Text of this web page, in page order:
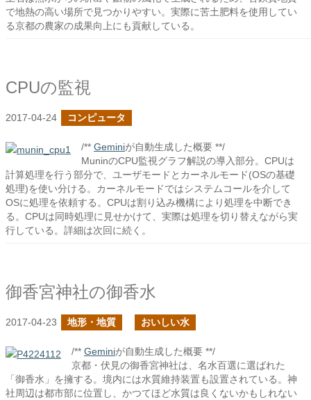
で地熱の高い場所で見つかりやすい。実際に苦土肥料を使用してい
る京都の農家の成果向上にも貢献している。
CPUの監視
2017-04-24 コンピュータ
/** Geminiが自動生成した概要 **/
MuninのCPU監視グラフ解説の導入部分。CPUは
計算処理を行う部分で、ユーザモードとカーネルモード(OSの基礎
処理)を使い分ける。カーネルモードではシステムコールを介して
OSに処理を依頼する。CPUは割り込み機構により処理を中断でき
る。CPUは同時処理に見せかけて、実際は処理を切り替えながら実
行している。詳細は次回に続く。
御香宮神社の御香水
2017-04-23 地形・地質 おいしい水
/** Geminiが自動生成した概要 **/
京都・伏見の御香宮神社は、名水百選に選ばれた
「御香水」を擁する。境内には水質維持装置も設置されている。神
社周辺は都市部に位置し、かつてほど水質は良くないかもしれない